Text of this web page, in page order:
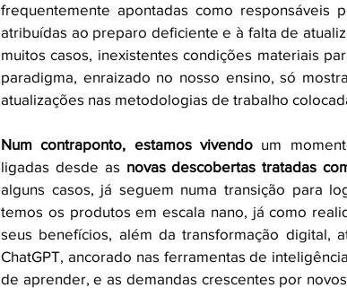
frequentemente apontadas como responsáveis
atribuídas ao preparo deficiente e à falta de
muitos casos, inexistentes condições materiais
paradigma, enraizado no nosso ensino, só
atualizações nas metodologias de trabalho
Num contraponto, estamos vivendo um
ligadas desde as novas descobertas tratadas
alguns casos, já seguem numa transição para
temos os produtos em escala nano, já como
seus benefícios, além da transformação digital,
ChatGPT, ancorado nas ferramentas de
de aprender, e as demandas crescentes por